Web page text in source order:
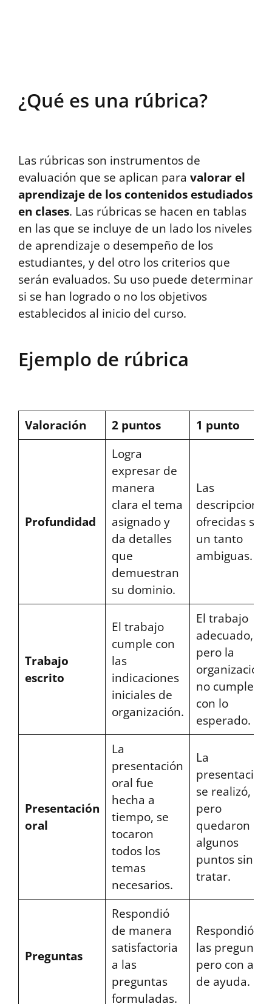
¿Qué es una rúbrica?
Las rúbricas son instrumentos de
evaluación que se aplican para valorar el
aprendizaje de los contenidos estudiados
en clases. Las rúbricas se hacen en tablas
en las que se incluye de un lado los niveles
de aprendizaje o desempeño de los
estudiantes, y del otro los criterios que
serán evaluados. Su uso puede determinar
si se han logrado o no los objetivos
establecidos al inicio del curso.
Ejemplo de rúbrica
Valoración 2 puntos 1 punto
Profundidad
Logra
expresar de
manera
clara el tema
asignado y
da detalles
que
demuestran
su dominio.
Las
descripciones
ofrecidas son
un tanto
ambiguas.
Trabajo
escrito
El trabajo
cumple con
las
indicaciones
iniciales de
organización.
El trabajo
adecuado,
pero la
organización
no cumple
con lo
esperado.
Presentación
oral
La
presentación
oral fue
hecha a
tiempo, se
tocaron
todos los
temas
necesarios.
La
presentación
se realizó,
pero
quedaron
algunos
puntos sin
tratar.
Preguntas
Respondió
de manera
satisfactoria
a las
preguntas
formuladas.
Respondió a
las preguntas
pero con algo
de ayuda.